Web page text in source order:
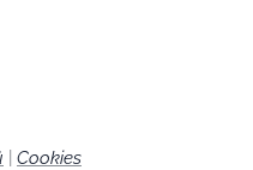
Cookies